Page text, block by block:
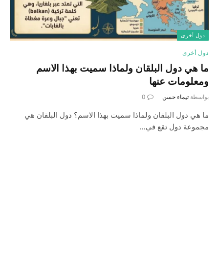
دول أخرى
دول أخرى
ما هي دول البلقان ولماذا سميت بهذا الاسم
ومعلومات عنها
بواسطة تيماء حسن 0
ما هي دول البلقان ولماذا سميت بهذا الاسم؟ دول البلقان هي
مجموعة دول تقع في…